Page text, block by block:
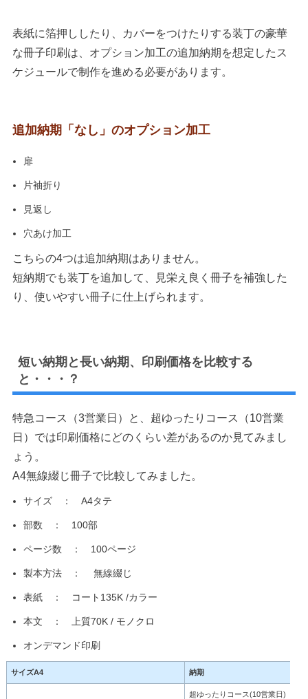
表紙に箔押ししたり、カバーをつけたりする装丁の豪華
な冊子印刷は、オプション加工の追加納期を想定したス
ケジュールで制作を進める必要があります。
追加納期「なし」のオプション加工
扉
片袖折り
見返し
穴あけ加工
こちらの4つは追加納期はありません。
短納期でも装丁を追加して、見栄え良く冊子を補強した
り、使いやすい冊子に仕上げられます。
短い納期と長い納期、印刷価格を比較する
と・・・？
特急コース（3営業日）と、超ゆったりコース（10営業
日）では印刷価格にどのくらい差があるのか見てみまし
ょう。
A4無線綴じ冊子で比較してみました。
サイズ ： A4タテ
部数 ： 100部
ページ数 ： 100ページ
製本方法 ： 無線綴じ
表紙 ： コート135K /カラー
本文 ： 上質70K / モノクロ
オンデマンド印刷
サイズA4 納期
超ゆったりコース(10営業日)